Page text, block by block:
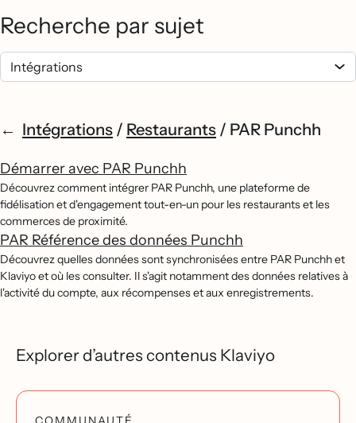
Recherche par sujet
Intégrations / Restaurants / PAR Punchh
Démarrer avec PAR Punchh
Découvrez comment intégrer PAR Punchh, une plateforme de
fidélisation et d'engagement tout-en-un pour les restaurants et les
commerces de proximité.
PAR Référence des données Punchh
Découvrez quelles données sont synchronisées entre PAR Punchh et
Klaviyo et où les consulter. Il s'agit notamment des données relatives à
l'activité du compte, aux récompenses et aux enregistrements.
Explorer d’autres contenus Klaviyo